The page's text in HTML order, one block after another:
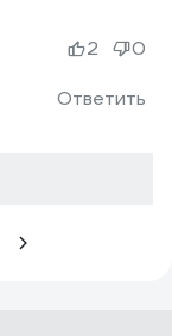
Ответить
2 0